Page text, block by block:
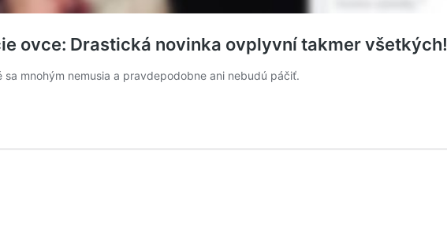
ovce: Drastická novinka ovplyvní takmer všetkých!
mnohým nemusia a pravdepodobne ani nebudú páčiť.